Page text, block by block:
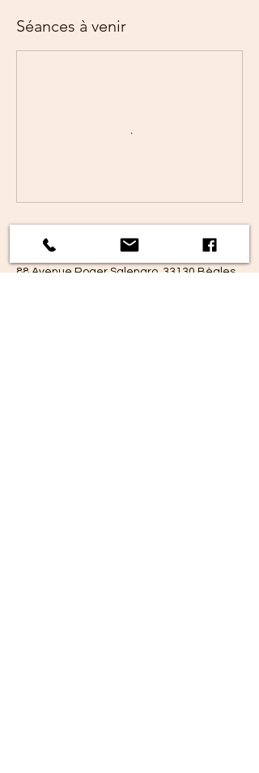
Séances à venir
Coordonnées
88 Avenue Roger Salengro, 33130 Bègles,